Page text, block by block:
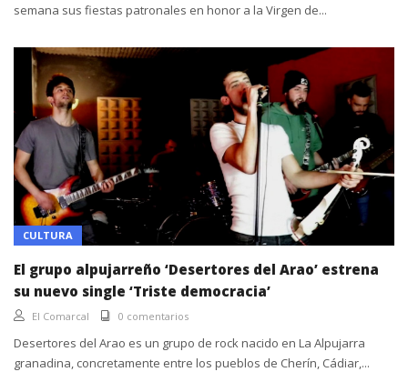
semana sus fiestas patronales en honor a la Virgen de...
CULTURA
El grupo alpujarreño ‘Desertores del Arao’ estrena
su nuevo single ‘Triste democracia’
El Comarcal 0 comentarios
Desertores del Arao es un grupo de rock nacido en La Alpujarra
granadina, concretamente entre los pueblos de Cherín, Cádiar,...